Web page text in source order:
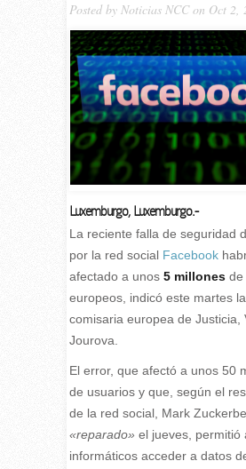
Posted by Noticias NCCon Oct 2,
Luxemburgo, Luxemburgo.-
La reciente falla de seguridad
por la red social Facebook
afectado a unos5 millonesde
europeos, indicó este martes la
comisaria europea de Justicia,
Jourova.
El error, que afectó a unos 50
de usuarios y que, según el
de la red social, Mark
«reparado» el jueves, permitió
informáticos acceder a datos